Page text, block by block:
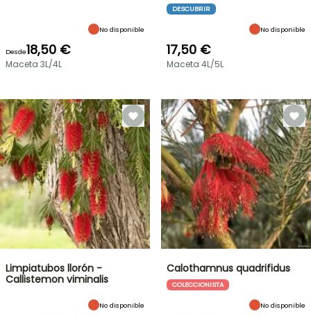
No disponible
Desde18,50 €
Maceta 3L/4L
DESCUBRIR
No disponible
17,50 €
Maceta 4L/5L
Limpiatubos llorón -
Callistemon viminalis
No disponible
Calothamnus quadrifidus
COLECCIONISTA
No disponible